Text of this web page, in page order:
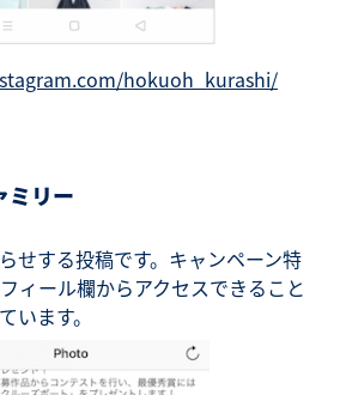
hokuoh_kurashi/
ミリー
せする投稿です。キャンペーン特
ィール欄からアクセスできること
います。